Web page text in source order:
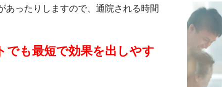
あったりしますので、通院される時間
でも最短で効果を出しやす